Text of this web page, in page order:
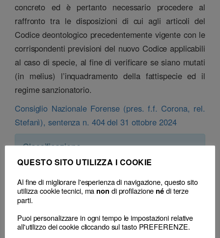
concreto ed è pertanto necessario procedere al
raffronto tra le disposizioni di cui agli articoli del
Codice deontologico precedentemente vigente con le
corrispondenti previsioni del nuovo Codice applicabili
al caso di specie, al fine di verificare se siano mutati
(in melius) l’inquadramento della fattispecie ed il
regime sanzionatorio.
Consiglio Nazionale Forense (pres. f.f. Corona, rel.
Stefanì), sentenza n. 404 del 31 ottobre 2024
Classificazione
– Decisione: Consiglio Nazionale Forense, sentenza n. 404 del 31 Ottobre
2024(respinge) (sospensione)
2022 (sospensione)
QUESTO SITO UTILIZZA I COOKIE
Al fine di migliorare l'esperienza di navigazione, questo sito
utilizza cookie tecnici, ma non di profilazione nédi terze
parti.
Puoi personalizzare in ogni tempo le impostazioni relative
all'utilizzo dei cookie cliccando sul tasto PREFERENZE.